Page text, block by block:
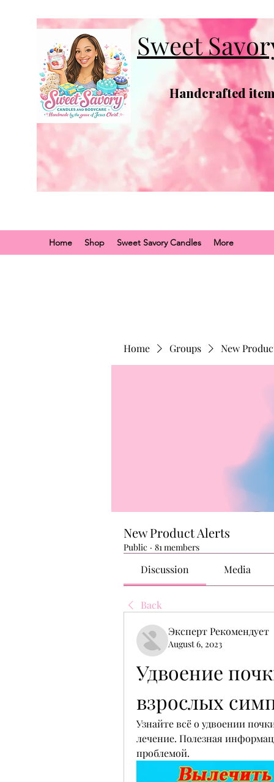
Sweet
Handcrafted
Home Shop Sweet Savory Candles More
Home Groups New
New Product Alerts
Public · 81 members
Discussion Media
Back
Эксперт Рекомендует
August 6, 2023
Удвоение
взрослых
Узнайте всё о удвоении
лечение. Полезная
проблемой.